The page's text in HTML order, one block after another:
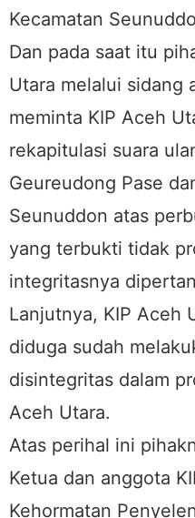
Kecamatan
Dan pada saat itu
Utara melalui sidang
meminta KIP Aceh
rekapitulasi suara
Geureudong Pase
Seunuddon atas
yang terbukti tidak
integritasnya
Lanjutnya, KIP Aceh
diduga sudah
disintegritas dalam
Aceh Utara.
Atas perihal ini
Ketua dan anggota
Kehormatan